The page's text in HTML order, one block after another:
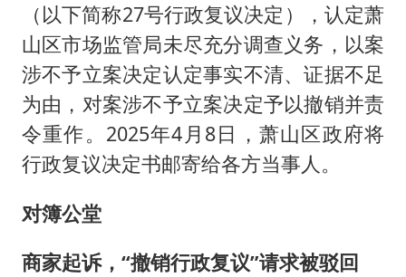
（以下简称27号行政复议决定），认定萧
山区市场监管局未尽充分调查义务，以案
涉不予立案决定认定事实不清、证据不足
为由，对案涉不予立案决定予以撤销并责
令重作。2025年4月8日，萧山区政府将
行政复议决定书邮寄给各方当事人。
对簿公堂
商家起诉，“撤销行政复议”请求被驳回